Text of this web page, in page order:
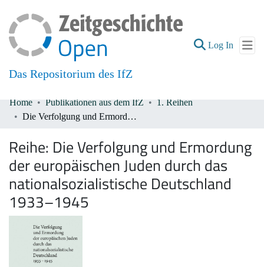
Das Repositorium des IfZ
Log In (current)
Communities & Collections
Home Publikationen aus dem IfZ
1. Reihen
Die Verfolgung und Ermordung der europäischen Juden durch das nationalsozialistische Deutschland 1933–1945
Reihe: Die Verfolgung und Ermordung
der europäischen Juden durch das
nationalsozialistische Deutschland
1933–1945